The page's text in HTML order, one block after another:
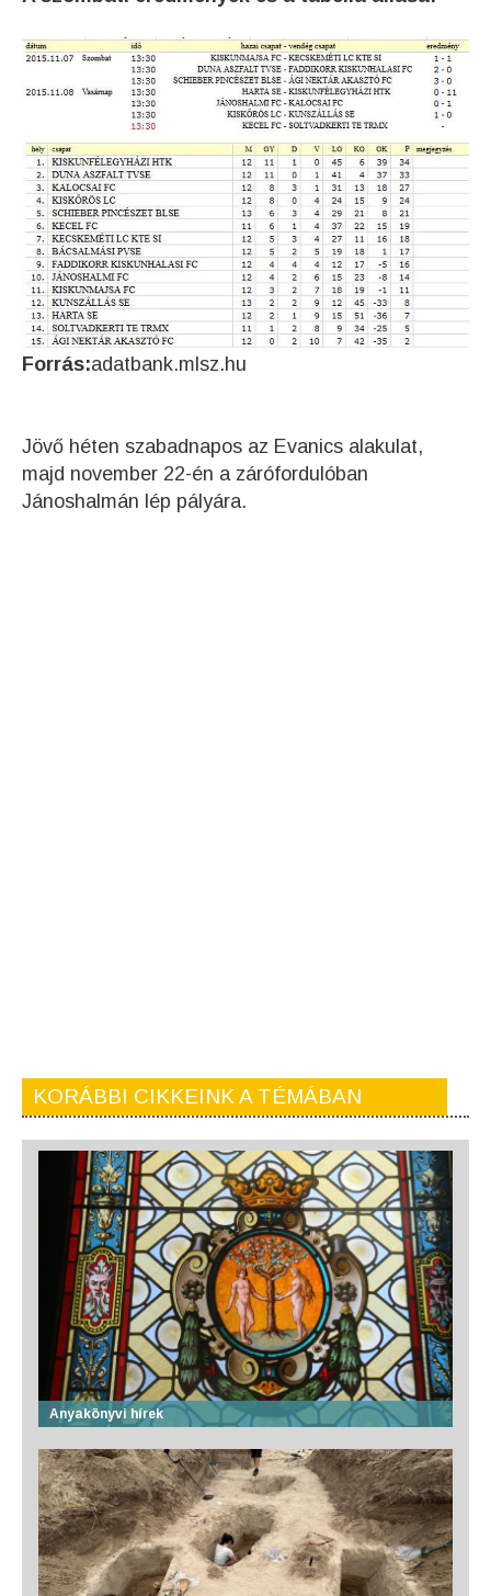
Forrás:adatbank.mlsz.hu
Jövő héten szabadnapos az Evanics alakulat,
majd november 22-én a zárófordulóban
Jánoshalmán lép pályára.
KORÁBBI CIKKEINK A TÉMÁBAN
Anyakönyvi hírek